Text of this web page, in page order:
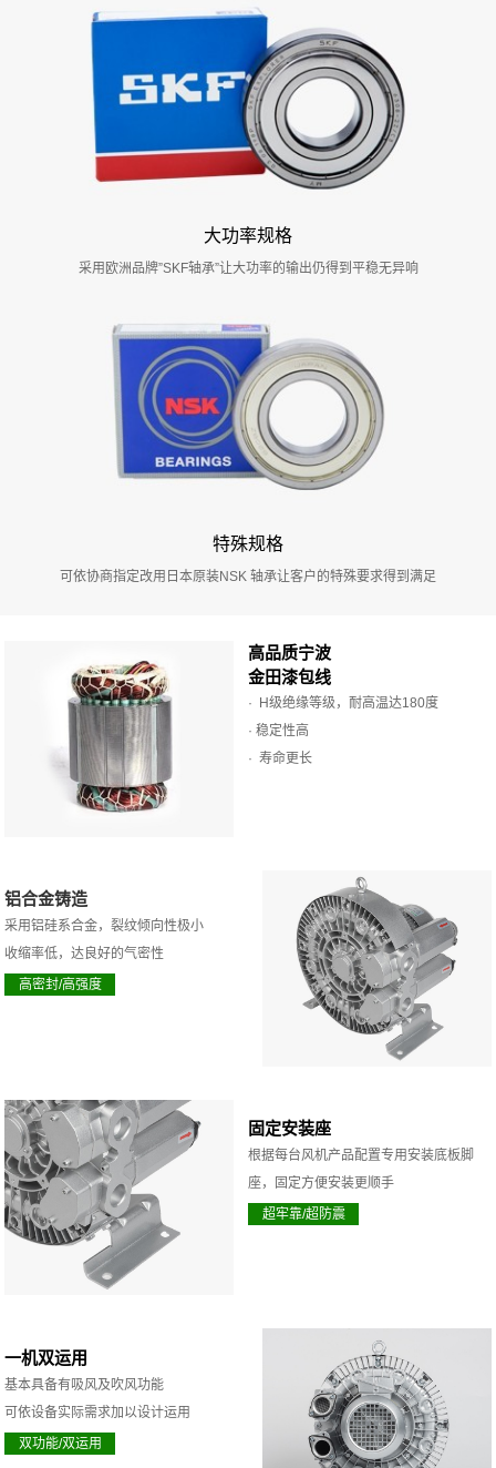
大功率规格
采用欧洲品牌”SKF轴承”让大功率的输出仍得到平稳无异响
特殊规格
可依协商指定改用日本原装NSK 轴承让客户的特殊要求得到满足
高品质宁波
金田漆包线
· H级绝缘等级，耐高温达180度
· 稳定性高
· 寿命更长
铝合金铸造
采用铝硅系合金，裂纹倾向性极小
收缩率低，达良好的气密性
高密封/高强度
固定安装座
根据每台风机产品配置专用安装底板脚
座，固定方便安装更顺手
超牢靠/超防震
一机双运用
基本具备有吸风及吹风功能
可依设备实际需求加以设计运用
双功能/双运用